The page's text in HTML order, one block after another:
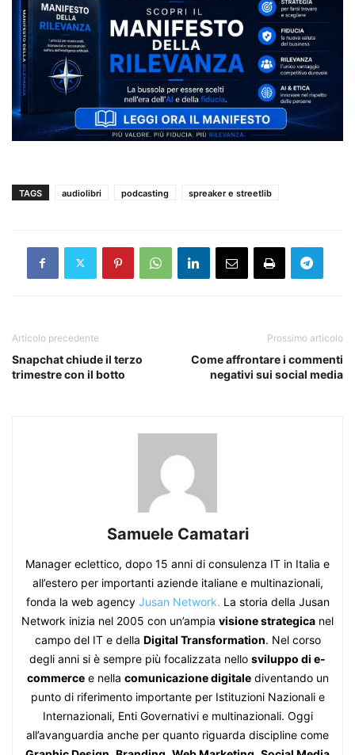
TAGS audiolibri podcasting spreaker e streetlib
Articolo precedente
Snapchat chiude il terzo
trimestre con il botto
Prossimo articolo
Come affrontare i commenti
negativi sui social media
Samuele Camatari
Manager eclettico, dopo 15 anni di consulenza IT in Italia e
all’estero per importanti aziende italiane e multinazionali,
fonda la web agency Jusan Network. La storia della Jusan
Network inizia nel 2005 con un’ampia visione strategica nel
campo del IT e della Digital Transformation. Nel corso
degli anni si è sempre più focalizzata nello sviluppo di e-
commercee nella comunicazione digitalediventando un
punto di riferimento importante per Istituzioni Nazionali e
Internazionali, Enti Governativi e multinazionali. Oggi
all’avanguardia anche per quanto riguarda discipline come